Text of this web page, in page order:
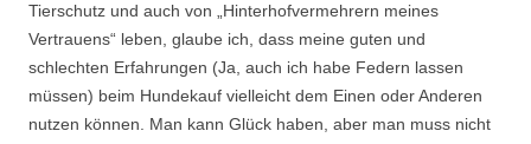
Tierschutz und auch von „Hinterhofvermehrern meines
Vertrauens“ leben, glaube ich, dass meine guten und
schlechten Erfahrungen (Ja, auch ich habe Federn lassen
müssen) beim Hundekauf vielleicht dem Einen oder Anderen
nutzen können. Man kann Glück haben, aber man muss nicht